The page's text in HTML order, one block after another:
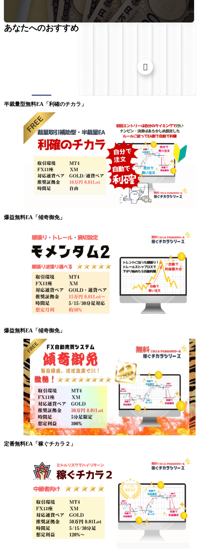
半裁量型無料EA「利確のチカラ」
爆益無料EA「傾奇御免」
爆益無料EA「傾奇御免」
定番無料EA「稼ぐチカラ２」
あなたへのおすすめ
